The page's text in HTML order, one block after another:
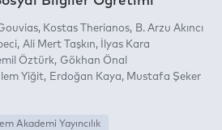
Kostas Therianos
B. Arzu Akıncı
Ali Mert Taşkın
İlyas Kara
Öztürk
Gökhan Önal
Yiğit Erdoğan Kaya
Mustafa Şeker
Akademi Yayıncılık